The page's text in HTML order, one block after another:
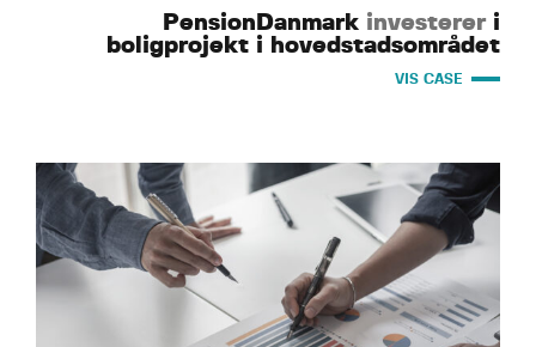
PensionDanmark investereri
boligprojekt i hovedstadsområdet
VIS CASE